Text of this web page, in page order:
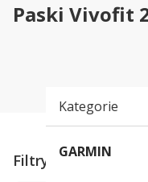
Paski Vivofit
Kategorie
GARMIN
Filtry